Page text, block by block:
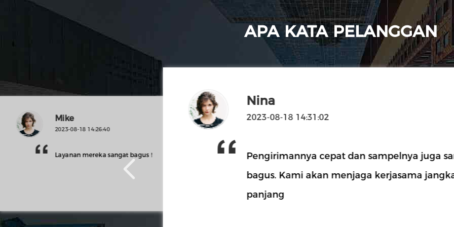
APA KATA PELANGGAN
Mike
2023-08-18 14:26:40
Layanan mereka sangat bagus！
Nina
2023-08-18 14:31:02
Pengirimannya cepat dan sampelnya juga
bagus. Kami akan menjaga kerjasama
panjang